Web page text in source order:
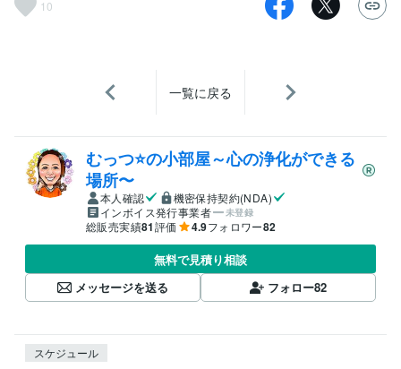
10
一覧に戻る
むっつ⭐の小部屋～心の浄化ができる
場所〜
本人確認
機密保持契約(NDA)
インボイス発行事業者
未登録
総販売実績81評価 4.9フォロワー82
無料で見積り相談
メッセージを送る
フォロー82
スケジュール